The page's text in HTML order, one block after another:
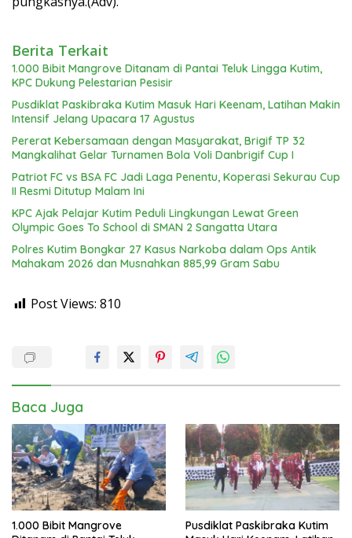
Berita Terkait
1.000 Bibit Mangrove Ditanam di Pantai Teluk Lingga Kutim,
KPC Dukung Pelestarian Pesisir
Pusdiklat Paskibraka Kutim Masuk Hari Keenam, Latihan Makin
Intensif Jelang Upacara 17 Agustus
Pererat Kebersamaan dengan Masyarakat, Brigif TP 32
Mangkalihat Gelar Turnamen Bola Voli Danbrigif Cup I
Patriot FC vs BSA FC Jadi Laga Penentu, Koperasi Sekurau Cup
II Resmi Ditutup Malam Ini
KPC Ajak Pelajar Kutim Peduli Lingkungan Lewat Green
Olympic Goes To School di SMAN 2 Sangatta Utara
Polres Kutim Bongkar 27 Kasus Narkoba dalam Ops Antik
Mahakam 2026 dan Musnahkan 885,99 Gram Sabu
Post Views: 810
Baca Juga
1.000 Bibit Mangrove
Pusdiklat Paskibraka Kutim